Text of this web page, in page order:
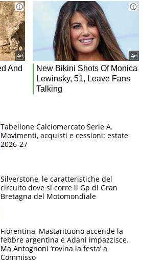
Tabellone Calciomercato Serie A.
Movimenti, acquisti e cessioni: estate
2026-27
Silverstone, le caratteristiche del
circuito dove si corre il Gp di Gran
Bretagna del Motomondiale
Fiorentina, Mastantuono accende la
febbre argentina e Adani impazzisce.
Ma Antognoni ‘rovina la festa’ a
Commisso